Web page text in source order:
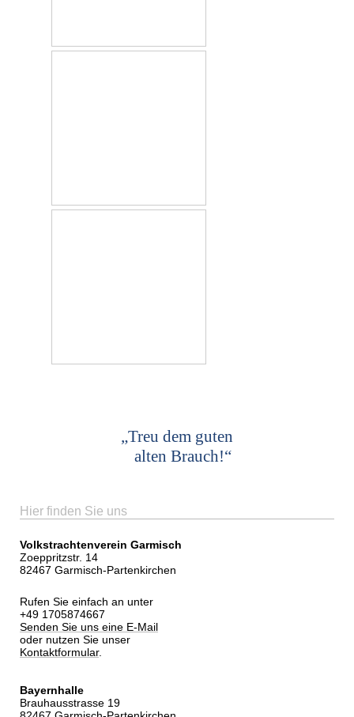
„Treu dem guten
alten Brauch!“
Hier finden Sie uns
Volkstrachtenverein Garmisch
Zoeppritzstr. 14
82467 Garmisch-Partenkirchen
Rufen Sie einfach an unter
+49 1705874667
Senden Sie uns eine E-Mail
oder nutzen Sie unser
Kontaktformular.
Bayernhalle
Brauhausstrasse 19